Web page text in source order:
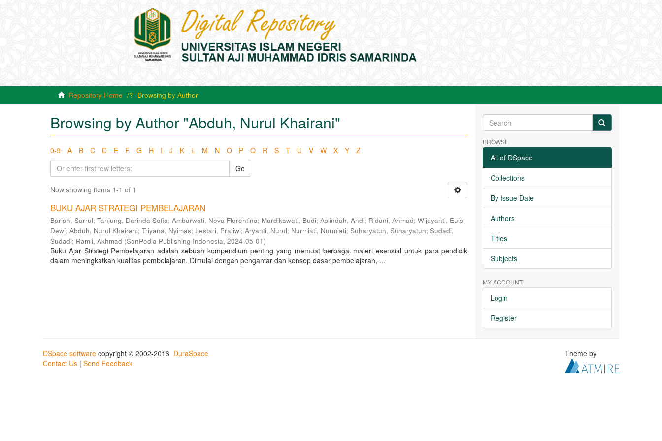
Repository Home Browsing by Author
Browsing by Author "Abduh, Nurul Khairani"
0-9 A B C D E F G H I J K L M N O P Q R S T U V W X Y
Z
Go
Now showing items 1-1 of 1
BUKU AJAR STRATEGI PEMBELAJARAN
Bariah, Sarrul; Tanjung, Darinda Sofia; Ambarwati, Nova Florentina; Mardikawati, Budi; Aslindah, Andi; Ridani, Ahmad; Wijayanti, Euis
Dewi; Abduh, Nurul Khairani; Triyana, Nyimas; Lestari, Pratiwi; Aryanti, Nurul; Nurmiati, Nurmiati; Suharyatun, Suharyatun; Sudadi,
Sudadi; Ramli, Akhmad (SonPedia Publishing Indonesia, 2024-05-01)
Buku Ajar Strategi Pembelajaran adalah sebuah kompendium penting yang memuat berbagai materi esensial untuk para pendidik
dalam meningkatkan kualitas pembelajaran. Dimulai dengan pengantar dan konsep dasar pembelajaran, ...
BROWSE
All of DSpace
Collections
By Issue Date
Authors
Titles
Subjects
MY ACCOUNT
Login
Register
DSpace software copyright © 2002-2016 DuraSpace
Contact Us | Send Feedback
Theme by